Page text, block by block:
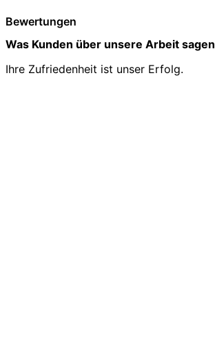
Bewertungen
Was Kunden über unsere Arbeit sagen
Ihre Zufriedenheit ist unser Erfolg.